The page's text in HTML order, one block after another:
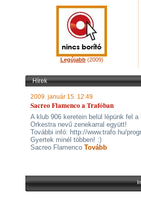
Legújabb(2009)
Hírek
2009. január 15. 12:49
Sacreo Flamenco a Trafóban
A klub 906 keretein belül lépünk fel
Orkestra nevű zenekarral együtt!
További infó: http://www.trafo.hu/
Gyertek minél többen! :)
Sacreo Flamenco Tovább